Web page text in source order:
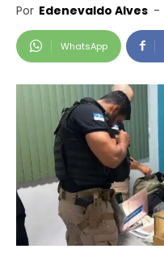
Por Edenevaldo Alves -
WhatsApp